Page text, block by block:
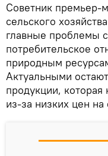
Советник премьер-
сельского
главные проблемы
потребительское
природным
Актуальными
продукции, которая
из-за низких цен